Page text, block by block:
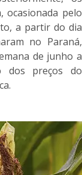
ocasionada pelo
a partir do dia
no Paraná,
de junho a
dos preços do